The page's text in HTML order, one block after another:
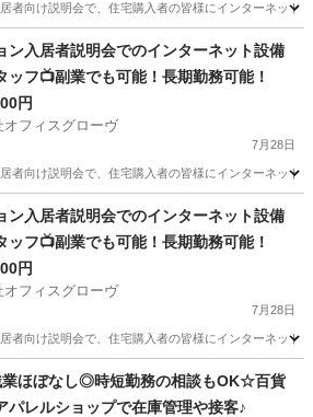
者向け説明会で、住宅購入者の皆様にインターネッ
接客 スタッフ
ン入居者説明会でのインターネット設備
ッフ📺副業でも可能！長期勤務可能！
円
オフィスグローヴ
7月28日
者向け説明会で、住宅購入者の皆様にインターネッ
接客 スタッフ
ン入居者説明会でのインターネット設備
ッフ📺副業でも可能！長期勤務可能！
円
オフィスグローヴ
7月28日
者向け説明会で、住宅購入者の皆様にインターネッ
接客 スタッフ
業ほぼなし◎時短勤務の相談もOK☆百貨
パレルショップで在庫管理や接客♪